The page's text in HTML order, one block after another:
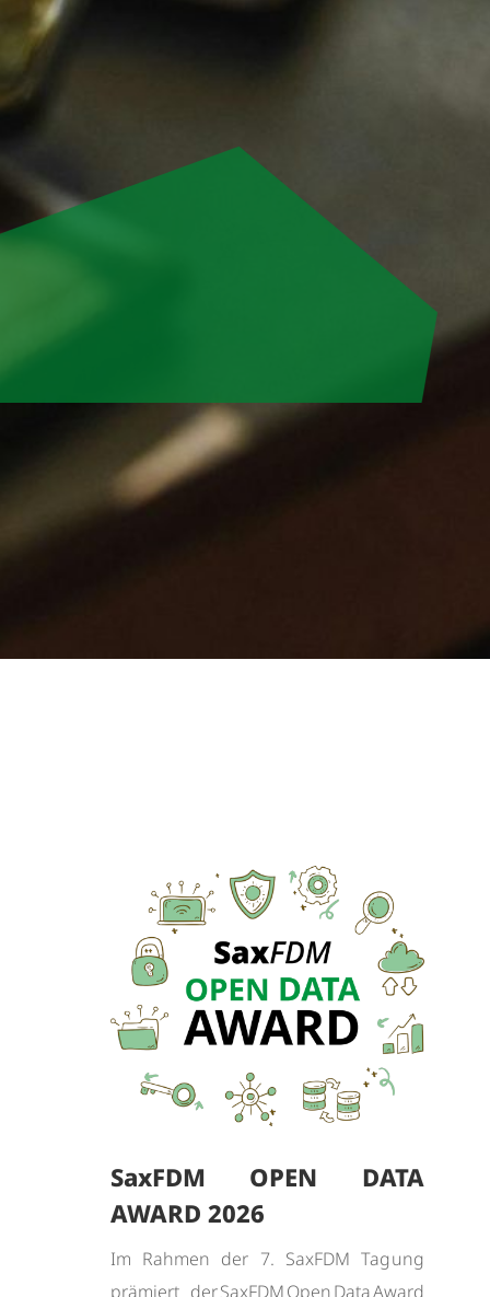
SaxFDM OPEN DATA
AWARD 2026
Im Rahmen der 7. SaxFDM Tagung
prämiert der SaxFDM Open Data Award